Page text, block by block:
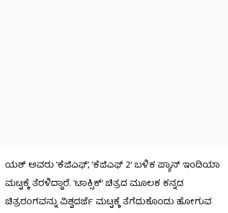
ಯಶ್ ಅವರು ‘ಕೆಜಿಎಫ್’, ‘ಕೆಜಿಎಫ್ 2’ ಬಳಿಕ ಪ್ಯಾನ್ ಇಂಡಿಯಾ
ಮಟ್ಟಕ್ಕೆ ತೆರಳಿದ್ದಾರೆ. ‘ಟಾಕ್ಸಿಕ್’ ಚಿತ್ರದ ಮೂಲಕ ಕನ್ನಡ
ಚಿತ್ರರಂಗವನ್ನು ವಿಶ್ವದರ್ಜೆ ಮಟ್ಟಕ್ಕೆ ತೆಗೆದುಕೊಂಡು ಹೋಗುವ